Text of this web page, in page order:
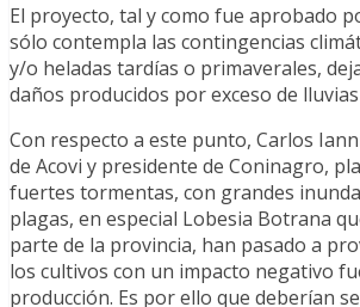
El proyecto, tal y como fue aprobado
sólo contempla las contingencias
y/o heladas tardías o primaverales,
daños producidos por exceso de
Con respecto a este punto, Carlos
de Acovi y presidente de Coninagro,
fuertes tormentas, con grandes
plagas, en especial Lobesia Botrana
parte de la provincia, han pasado a
los cultivos con un impacto negativo
producción. Es por ello que deberían